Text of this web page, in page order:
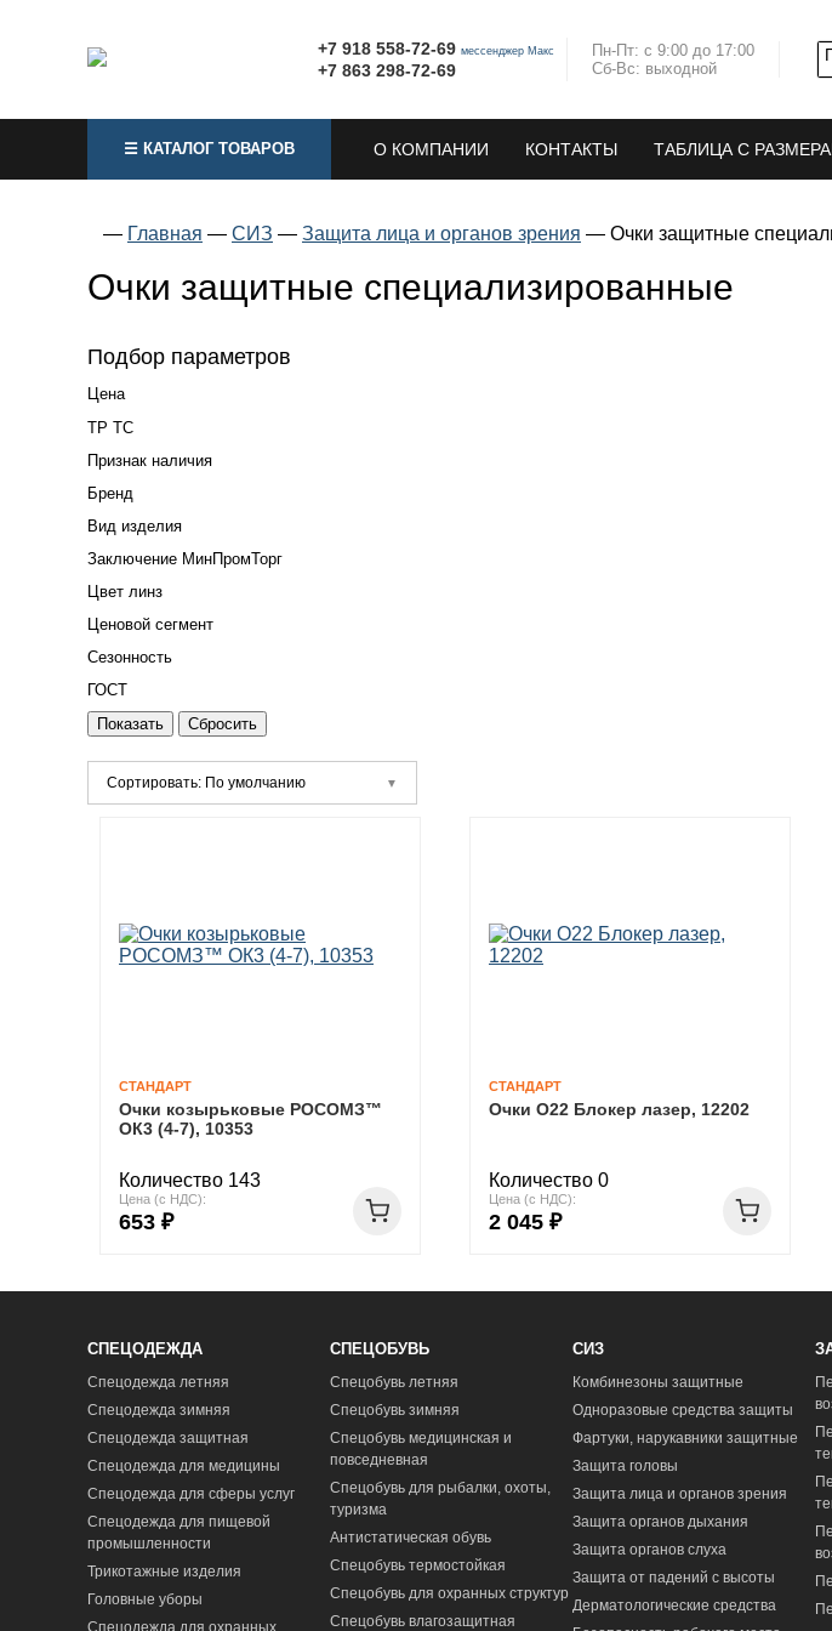
+7 918 558-72-69 мессенджер Макс
+7 863 298-72-69
Пн-Пт: с 9:00 до 17:00
Сб-Вс: выходной
☰ КАТАЛОГ ТОВАРОВ О КОМПАНИИ КОНТАКТЫ ТАБЛИЦА С
— Главная — СИЗ — Защита лица и органов зрения — Очки защитные
Очки защитные специализированные
Подбор параметров
Цена
ТР ТС
Признак наличия
Бренд
Вид изделия
Заключение МинПромТорг
Цвет линз
Ценовой сегмент
Сезонность
ГОСТ
Сортировать: По умолчанию
СТАНДАРТ
Очки козырьковые РОСОМЗ™
ОК3 (4-7), 10353
Количество 143
Цена (с НДС):
653 ₽
СТАНДАРТ
Очки О22 Блокер лазер, 12202
Количество 0
Цена (с НДС):
2 045 ₽
СПЕЦОДЕЖДА
Спецодежда летняя
Спецодежда зимняя
Спецодежда защитная
Спецодежда для медицины
Спецодежда для сферы услуг
Спецодежда для пищевой
промышленности
Трикотажные изделия
Головные уборы
Спецодежда для охранных
СПЕЦОБУВЬ
Спецобувь летняя
Спецобувь зимняя
Спецобувь медицинская и
повседневная
Спецобувь для рыбалки, охоты,
туризма
Антистатическая обувь
Спецобувь термостойкая
Спецобувь для охранных структур
Спецобувь влагозащитная
СИЗ
Комбинезоны защитные
Одноразовые средства защиты
Фартуки, нарукавники защитные
Защита головы
Защита лица и органов зрения
Защита органов дыхания
Защита органов слуха
Защита от падений с высоты
Дерматологические средства